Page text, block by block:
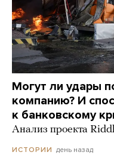
Могут ли удары
компанию? И
к банковскому
Анализ проекта
ИСТОРИИ день назад